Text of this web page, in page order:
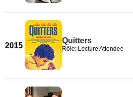
2015
Quitters
Rôle: Lecture Attendee